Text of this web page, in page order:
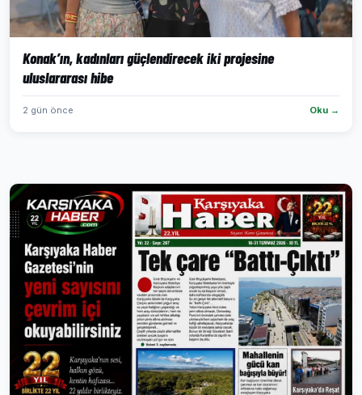
Konak’ın, kadınları güçlendirecek iki projesine
uluslararası hibe
2 gün önce Oku →